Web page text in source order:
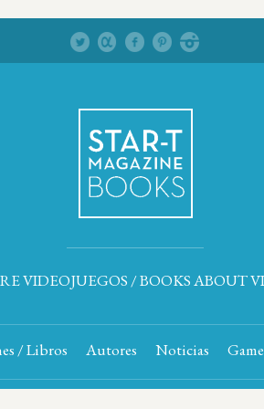
VIDEOJUEGOS / BOOKS ABOUT
/ Libros Autores Noticias